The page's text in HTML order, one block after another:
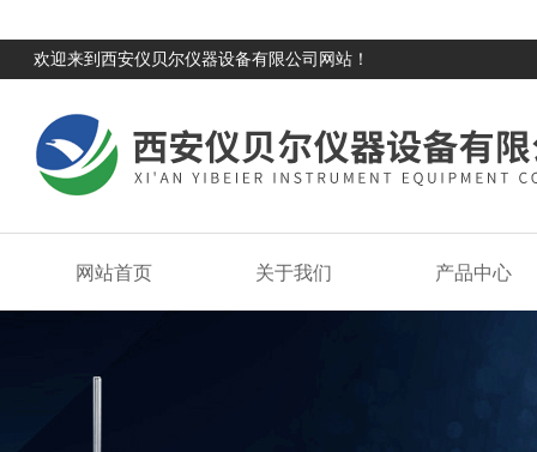
欢迎来到西安仪贝尔仪器设备有限公司网站！
网站首页 关于我们 产品中心